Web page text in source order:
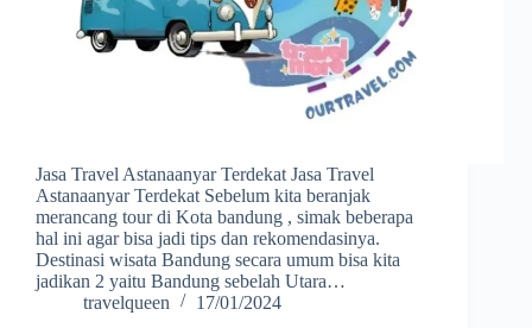
Jasa Travel Astanaanyar Terdekat Jasa Travel
Astanaanyar Terdekat Sebelum kita beranjak
merancang tour di Kota bandung , simak beberapa
hal ini agar bisa jadi tips dan rekomendasinya.
Destinasi wisata Bandung secara umum bisa kita
jadikan 2 yaitu Bandung sebelah Utara…
travelqueen
17/01/2024